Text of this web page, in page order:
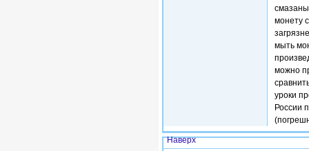
монету
мыть
можно
уроки
России
Наверх